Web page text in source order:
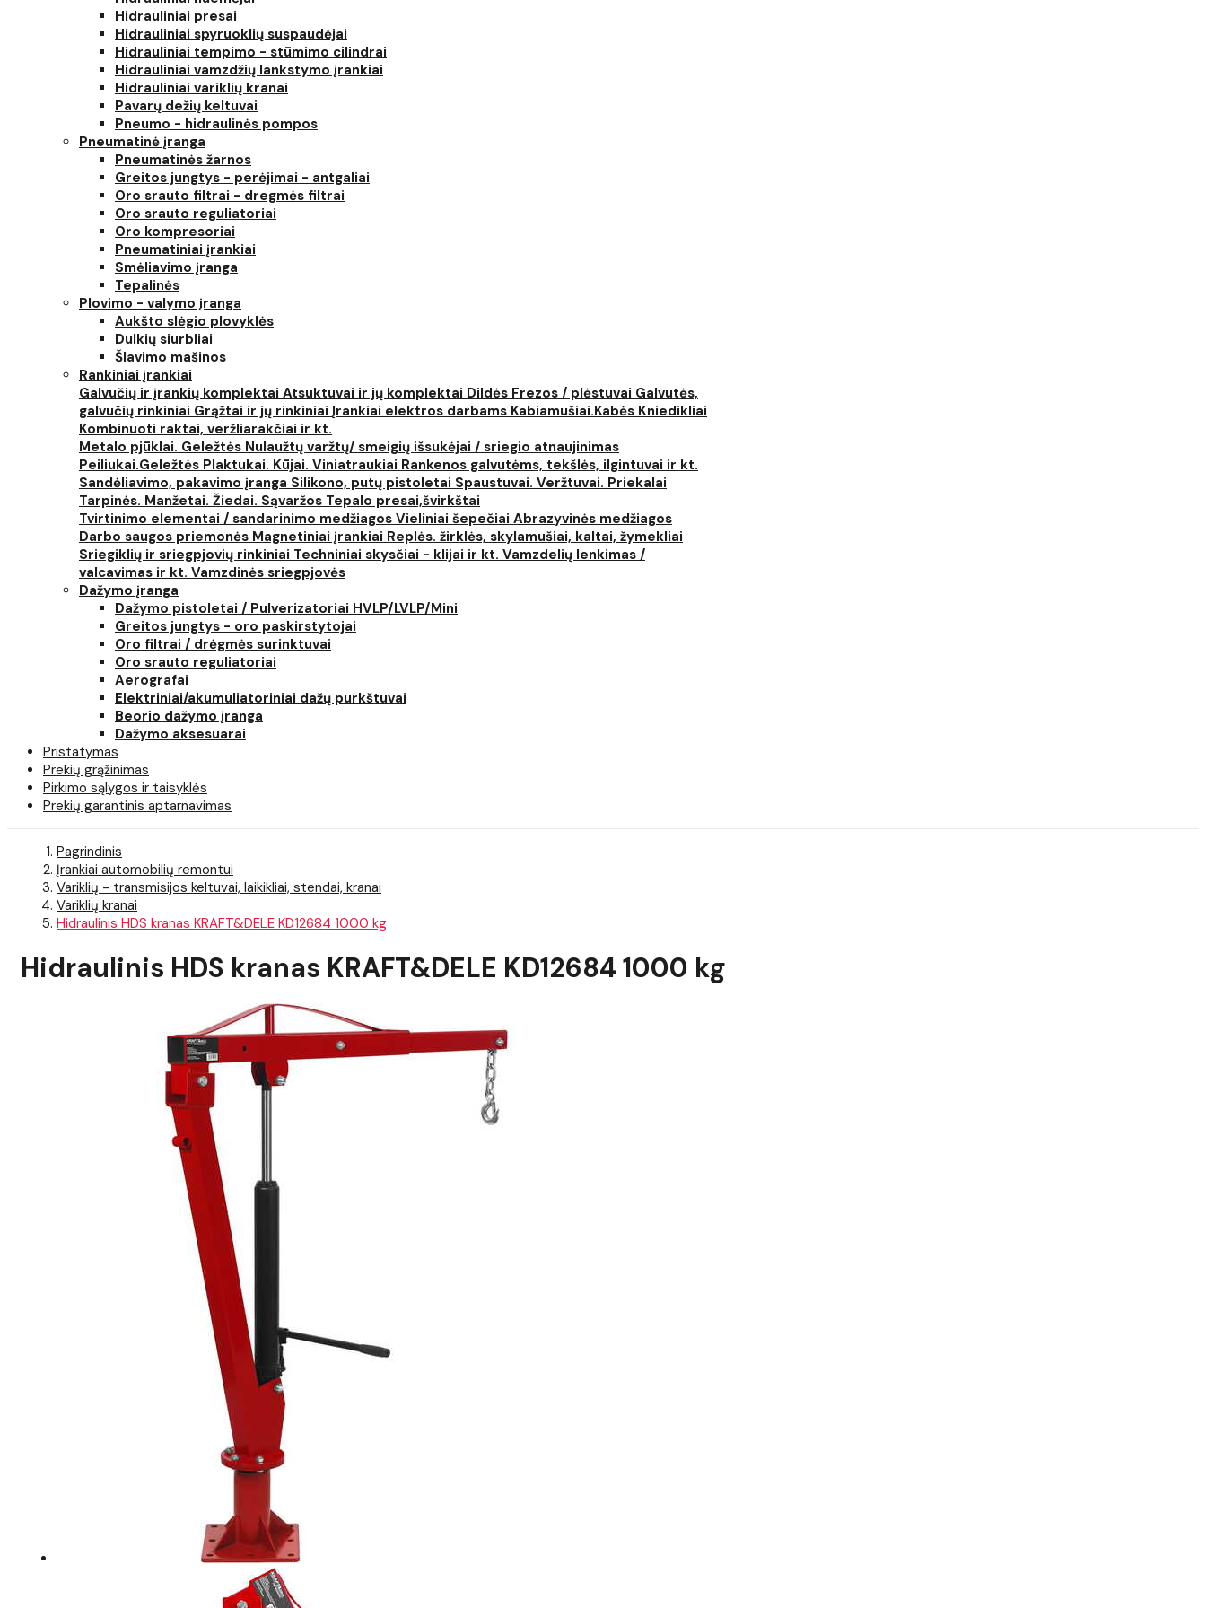
Hidrauliniai presai
Hidrauliniai spyruoklių suspaudėjai
Hidrauliniai tempimo - stūmimo cilindrai
Hidrauliniai vamzdžių lankstymo įrankiai
Hidrauliniai variklių kranai
Pavarų dežių keltuvai
Pneumo - hidraulinės pompos
Pneumatinė įranga
Pneumatinės žarnos
Greitos jungtys - perėjimai - antgaliai
Oro srauto filtrai - dregmės filtrai
Oro srauto reguliatoriai
Oro kompresoriai
Pneumatiniai įrankiai
Smėliavimo įranga
Tepalinės
Plovimo - valymo įranga
Aukšto slėgio plovyklės
Dulkių siurbliai
Šlavimo mašinos
Rankiniai įrankiai
Galvučių ir įrankių komplektai Atsuktuvai ir jų komplektai Dildės Frezos / plėstuvai Galvutės,
galvučių rinkiniai Grąžtai ir jų rinkiniai Įrankiai elektros darbams Kabiamušiai.Kabės Kniedikliai
Kombinuoti raktai, veržliarakčiai ir kt.
Metalo pjūklai. Geležtės Nulaužtų varžtų/ smeigių išsukėjai / sriegio atnaujinimas
Peiliukai.Geležtės Plaktukai. Kūjai. Viniatraukiai Rankenos galvutėms, tekšlės, ilgintuvai ir kt.
Sandėliavimo, pakavimo įranga Silikono, putų pistoletai Spaustuvai. Veržtuvai. Priekalai
Tarpinės. Manžetai. Žiedai. Sąvaržos Tepalo presai,švirkštai
Tvirtinimo elementai / sandarinimo medžiagos Vieliniai šepečiai Abrazyvinės medžiagos
Darbo saugos priemonės Magnetiniai įrankiai Replės. žirklės, skylamušiai, kaltai, žymekliai
Sriegiklių ir sriegpjovių rinkiniai Techniniai skysčiai - klijai ir kt. Vamzdelių lenkimas /
valcavimas ir kt. Vamzdinės sriegpjovės
Dažymo įranga
Dažymo pistoletai / Pulverizatoriai HVLP/LVLP/Mini
Greitos jungtys - oro paskirstytojai
Oro filtrai / drėgmės surinktuvai
Oro srauto reguliatoriai
Aerografai
Elektriniai/akumuliatoriniai dažų purkštuvai
Beorio dažymo įranga
Dažymo aksesuarai
Pristatymas
Prekių grąžinimas
Pirkimo sąlygos ir taisyklės
Prekių garantinis aptarnavimas
Pagrindinis
Įrankiai automobilių remontui
Variklių - transmisijos keltuvai, laikikliai, stendai, kranai
Variklių kranai
Hidraulinis HDS kranas KRAFT&DELE KD12684 1000 kg
Hidraulinis HDS kranas KRAFT&DELE KD12684 1000 kg